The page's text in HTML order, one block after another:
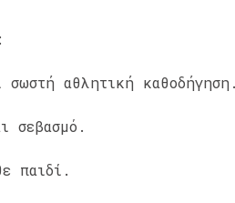
σωστή αθλητική καθοδήγηση.
σεβασμό.
παιδί.